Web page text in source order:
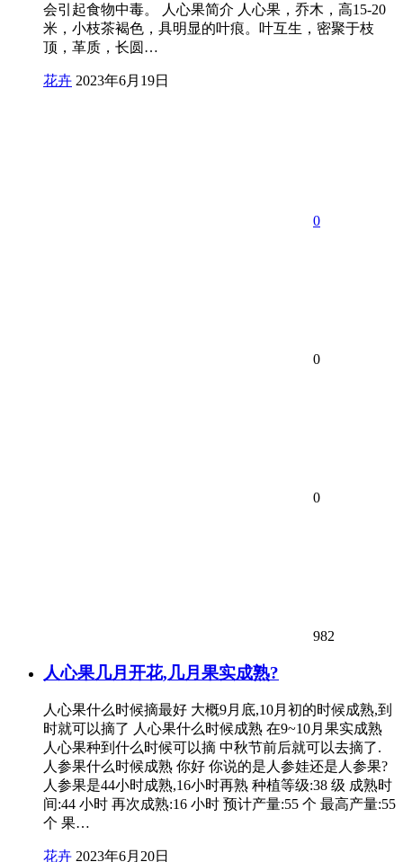
会引起食物中毒。 人心果简介 人心果，乔木，高15-20
米，小枝茶褐色，具明显的叶痕。叶互生，密聚于枝
顶，革质，长圆…
花卉 2023年6月19日
0
0
0
982
人心果几月开花,几月果实成熟?
人心果什么时候摘最好 大概9月底,10月初的时候成熟,到
时就可以摘了 人心果什么时候成熟 在9~10月果实成熟
人心果种到什么时候可以摘 中秋节前后就可以去摘了.
人参果什么时候成熟 你好 你说的是人参娃还是人参果?
人参果是44小时成熟,16小时再熟 种植等级:38 级 成熟时
间:44 小时 再次成熟:16 小时 预计产量:55 个 最高产量:55
个 果…
花卉 2023年6月20日